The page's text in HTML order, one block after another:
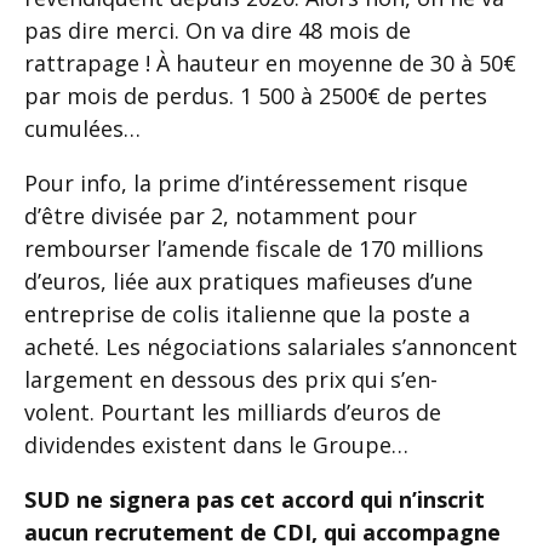
pas dire merci. On va dire 48 mois de
rattrapage ! À hauteur en moyenne de 30 à 50€
par mois de perdus. 1 500 à 2500€ de pertes
cumulées…
Pour info, la prime d’intéressement risque
d’être divisée par 2, notamment pour
rembourser l’amende fiscale de 170 millions
d’euros, liée aux pratiques mafieuses d’une
entreprise de colis italienne que la poste a
acheté. Les négociations salariales s’annoncent
largement en dessous des prix qui s’en-
volent. Pourtant les milliards d’euros de
dividendes existent dans le Groupe…
SUD ne signera pas cet accord qui n’inscrit
aucun recrutement de CDI, qui accompagne